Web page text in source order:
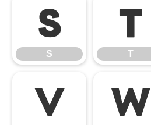
S
S
T
T
V W